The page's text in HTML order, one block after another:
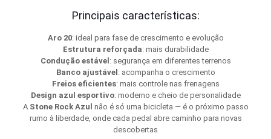
Principais características:
Aro 20: ideal para fase de crescimento e evolução
Estrutura reforçada: mais durabilidade
Condução estável : segurança em diferentes terrenos
Banco ajustável : acompanha o crescimento
Freios eficientes: mais controle nas frenagens
Design azul esportivo: moderno e cheio de personalidade
A Stone Rock Azul não é só uma bicicleta — é o próximo passo
rumo à liberdade, onde cada pedal abre caminho para novas
descobertas